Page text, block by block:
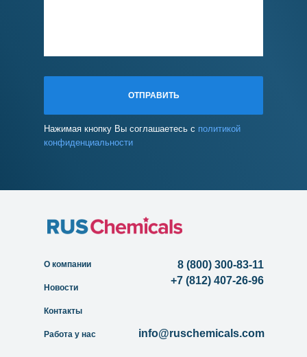
ОТПРАВИТЬ
Нажимая кнопку Вы соглашаетесь с политикой
конфиденциальности
8 (800) 300-83-11
info@ruschemicals.com
О компании
Новости
Контакты
Работа у нас
+7 (812) 407-26-96